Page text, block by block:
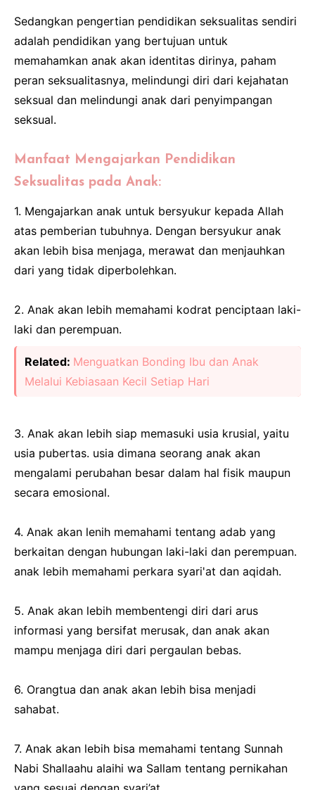
Sedangkan pengertian pendidikan seksualitas sendiri
adalah pendidikan yang bertujuan untuk
memahamkan anak akan identitas dirinya, paham
peran seksualitasnya, melindungi diri dari kejahatan
seksual dan melindungi anak dari penyimpangan
seksual.
Manfaat Mengajarkan Pendidikan
Seksualitas pada Anak:
1. Mengajarkan anak untuk bersyukur kepada Allah
atas pemberian tubuhnya. Dengan bersyukur anak
akan lebih bisa menjaga, merawat dan menjauhkan
dari yang tidak diperbolehkan.
2. Anak akan lebih memahami kodrat penciptaan laki-
laki dan perempuan.
Related: Menguatkan Bonding Ibu dan Anak
Melalui Kebiasaan Kecil Setiap Hari
3. Anak akan lebih siap memasuki usia krusial, yaitu
usia pubertas. usia dimana seorang anak akan
mengalami perubahan besar dalam hal fisik maupun
secara emosional.
4. Anak akan lenih memahami tentang adab yang
berkaitan dengan hubungan laki-laki dan perempuan.
anak lebih memahami perkara syari'at dan aqidah.
5. Anak akan lebih membentengi diri dari arus
informasi yang bersifat merusak, dan anak akan
mampu menjaga diri dari pergaulan bebas.
6. Orangtua dan anak akan lebih bisa menjadi
sahabat.
7. Anak akan lebih bisa memahami tentang Sunnah
Nabi Shallaahu alaihi wa Sallam tentang pernikahan